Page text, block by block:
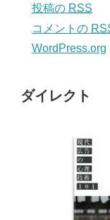
投稿の RSS
コメントの
WordPress.org
ダイレクト